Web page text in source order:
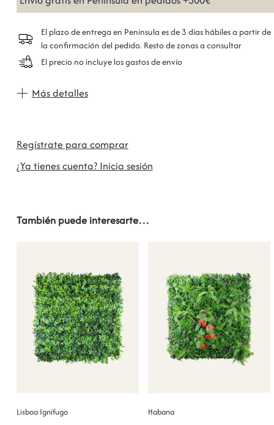
El plazo de entrega en Península es de 3 días hábiles a partir de
la confirmación del pedido. Resto de zonas a consultar
El precio no incluye los gastos de envío
Más detalles
Regístrate para comprar
¿Ya tienes cuenta? Inicia sesión
También puede interesarte…
Lisboa Ignífugo Habana